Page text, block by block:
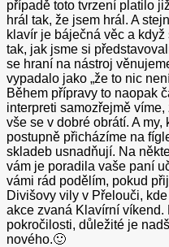
případě toto tvrzení platilo
hrál tak, že jsem hrál. A
klavír je báječná věc a
tak, jak jsme si
se hraní na nástroj
vypadalo jako „že to nic
Během přípravy to naopak
interpreti samozřejmě
vše se v dobré obrátí. A
postupně přicházíme na
skladeb usnadňují. Na
vám je poradila vaše paní
vámi rád podělím, pokud
Divišovy vily v Přelouči,
akce zvaná Klavírní víkend.
pokročilosti, důležité je
nového.🙂